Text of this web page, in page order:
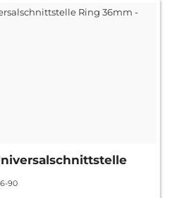
90